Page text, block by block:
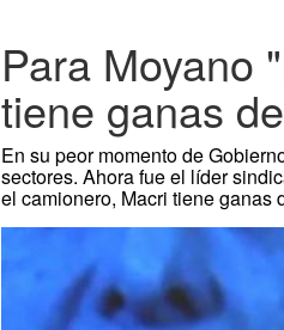
Para Moyano
tiene ganas
En su peor momento de
sectores. Ahora fue el líder
el camionero, Macri tiene ganas